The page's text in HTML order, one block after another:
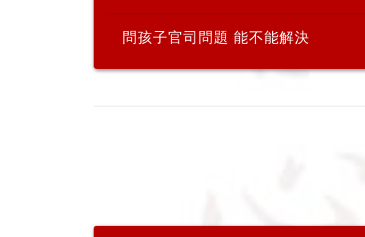
問孩子官司問題 能不能解決